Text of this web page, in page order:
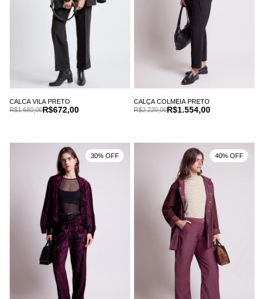
CALCA VILA PRETO
R$672,00
R$1.680,00
CALÇA COLMEIA PRETO
R$1.554,00
R$2.220,00
30% OFF 40% OFF